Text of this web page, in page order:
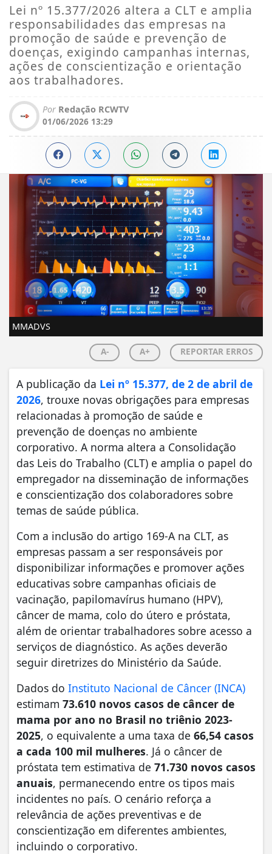
Lei nº 15.377/2026 altera a CLT e amplia
responsabilidades das empresas na
promoção de saúde e prevenção de
doenças, exigindo campanhas internas,
ações de conscientização e orientação
aos trabalhadores.
Por Redação RCWTV
01/06/2026 13:29
MMADVS
A- A+ REPORTAR ERROS
A publicação da Lei nº 15.377, de 2 de abril de
2026, trouxe novas obrigações para empresas
relacionadas à promoção de saúde e
prevenção de doenças no ambiente
corporativo. A norma altera a Consolidação
das Leis do Trabalho (CLT) e amplia o papel do
empregador na disseminação de informações
e conscientização dos colaboradores sobre
temas de saúde pública.
Com a inclusão do artigo 169-A na CLT, as
empresas passam a ser responsáveis por
disponibilizar informações e promover ações
educativas sobre campanhas oficiais de
vacinação, papilomavírus humano (HPV),
câncer de mama, colo do útero e próstata,
além de orientar trabalhadores sobre acesso a
serviços de diagnóstico. As ações deverão
seguir diretrizes do Ministério da Saúde.
Dados do Instituto Nacional de Câncer (INCA)
estimam 73.610 novos casos de câncer de
mama por ano no Brasil no triênio 2023-
2025, o equivalente a uma taxa de 66,54 casos
a cada 100 mil mulheres. Já o câncer de
próstata tem estimativa de 71.730 novos casos
anuais, permanecendo entre os tipos mais
incidentes no país. O cenário reforça a
relevância de ações preventivas e de
conscientização em diferentes ambientes,
incluindo o corporativo.